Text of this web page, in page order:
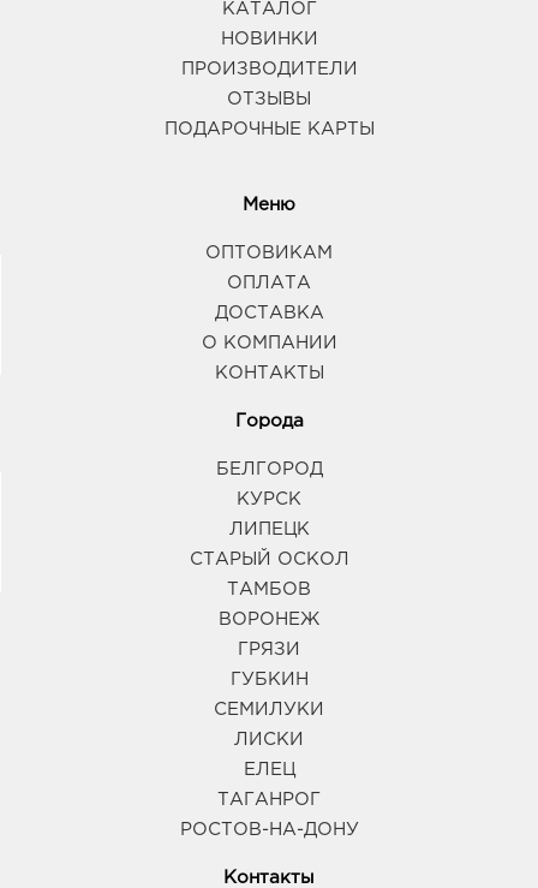
КАТАЛОГ
НОВИНКИ
ПРОИЗВОДИТЕЛИ
ОТЗЫВЫ
ПОДАРОЧНЫЕ КАРТЫ
Меню
ОПТОВИКАМ
ОПЛАТА
ДОСТАВКА
О КОМПАНИИ
КОНТАКТЫ
Города
БЕЛГОРОД
КУРСК
ЛИПЕЦК
СТАРЫЙ ОСКОЛ
ТАМБОВ
ВОРОНЕЖ
ГРЯЗИ
ГУБКИН
СЕМИЛУКИ
ЛИСКИ
ЕЛЕЦ
ТАГАНРОГ
РОСТОВ-НА-ДОНУ
Контакты